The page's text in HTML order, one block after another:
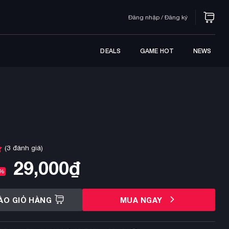
Đăng nhập / Đăng ký
DEALS GAME HOT NEWS
(3 đánh giá)
29,000₫
GIỎ HÀNG MUA NGAY